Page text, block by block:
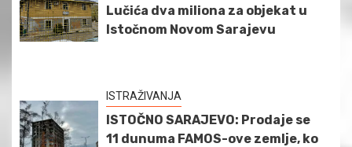
Lučića dva miliona za objekat u
Istočnom Novom Sarajevu
ISTRAŽIVANJA
ISTOČNO SARAJEVO: Prodaje se
11 dunuma FAMOS-ove zemlje, ko